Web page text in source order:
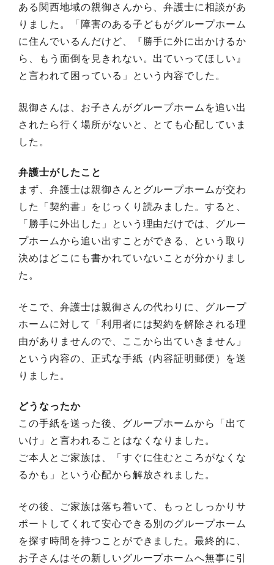
ある関西地域の親御さんから、弁護士に相談があ
りました。「障害のある子どもがグループホーム
に住んでいるんだけど、『勝手に外に出かけるか
ら、もう面倒を見きれない。出ていってほしい』
と言われて困っている」という内容でした。
親御さんは、お子さんがグループホームを追い出
されたら行く場所がないと、とても心配していま
した。
弁護士がしたこと
まず、弁護士は親御さんとグループホームが交わ
した「契約書」をじっくり読みました。すると、
「勝手に外出した」という理由だけでは、グルー
プホームから追い出すことができる、という取り
決めはどこにも書かれていないことが分かりまし
た。
そこで、弁護士は親御さんの代わりに、グループ
ホームに対して「利用者には契約を解除される理
由がありませんので、ここから出ていきません」
という内容の、正式な手紙（内容証明郵便）を送
りました。
どうなったか
この手紙を送った後、グループホームから「出て
いけ」と言われることはなくなりました。
ご本人とご家族は、「すぐに住むところがなくな
るかも」という心配から解放されました。
その後、ご家族は落ち着いて、もっとしっかりサ
ポートしてくれて安心できる別のグループホーム
を探す時間を持つことができました。最終的に、
お子さんはその新しいグループホームへ無事に引